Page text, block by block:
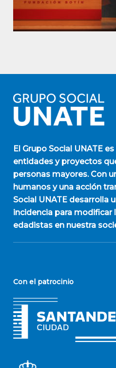
El Grupo Social UNATEes
entidades y proyectos
personas mayores. Con
humanos y una acción
Social UNATE desarrolla
incidencia para modificar
edadistas en nuestra
Con el patrocinio